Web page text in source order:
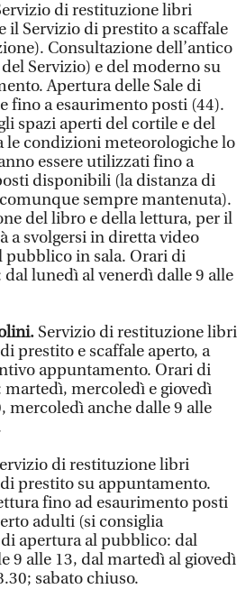
di restituzione libri
il Servizio di prestito a scaffale
Consultazione dell’antico
Servizio) e del moderno su
Apertura delle Sale di
fino a esaurimento posti (44).
spazi aperti del cortile e del
le condizioni meteorologiche lo
essere utilizzati fino a
disponibili (la distanza di
sempre mantenuta).
del libro e della lettura, per il
a svolgersi in diretta video
pubblico in sala. Orari di
lunedì al venerdì dalle 9 alle
Servizio di restituzione libri
prestito e scaffale aperto, a
appuntamento. Orari di
mercoledì e giovedì
mercoledì anche dalle 9 alle
di restituzione libri
di prestito su appuntamento.
fino ad esaurimento posti
adulti (si consiglia
apertura al pubblico: dal
9 alle 13, dal martedì al giovedì
sabato chiuso.